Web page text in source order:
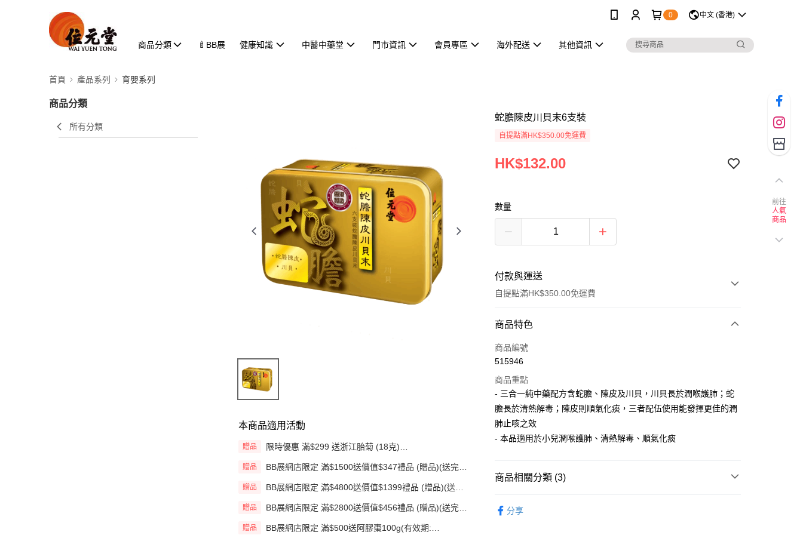
0 中文 (香港)
商品分類 🍼BB展 健康知識 中醫中藥堂 門市資訊 會員專區 海外配送 其他資訊
首頁 產品系列 育嬰系列
商品分類
所有分類
本商品適用活動
贈品
限時優惠 滿$299 送浙江胎菊 (18克)
贈品
BB展網店限定 滿$1500送價值$347禮品 (贈品)(送完即
贈品
BB展網店限定 滿$4800送價值$1399禮品 (贈品)(送完
贈品
BB展網店限定 滿$2800送價值$456禮品 (贈品)(送完即
贈品
BB展網店限定 滿$500送阿膠棗100g(有效期:
蛇膽陳皮川貝末6支裝
自提點滿HK$350.00免運費
HK$132.00
數量
付款與運送
自提點滿HK$350.00免運費
付款方式
信用卡
PayMe
WeChat Pay
順豐自助櫃
順豐站/ 順豐營業點取件
商品特色
商品編號
515946
商品重點
- 三合一純中藥配方含蛇膽、陳皮及川貝，川貝長於潤喉護肺；蛇
膽長於清熱解毒；陳皮則順氣化痰，三者配伍使用能發揮更佳的潤
肺止咳之效
- 本品適用於小兒潤喉護肺、清熱解毒、順氣化痰
商品相關分類 (3)
分享
前往
人氣
商品